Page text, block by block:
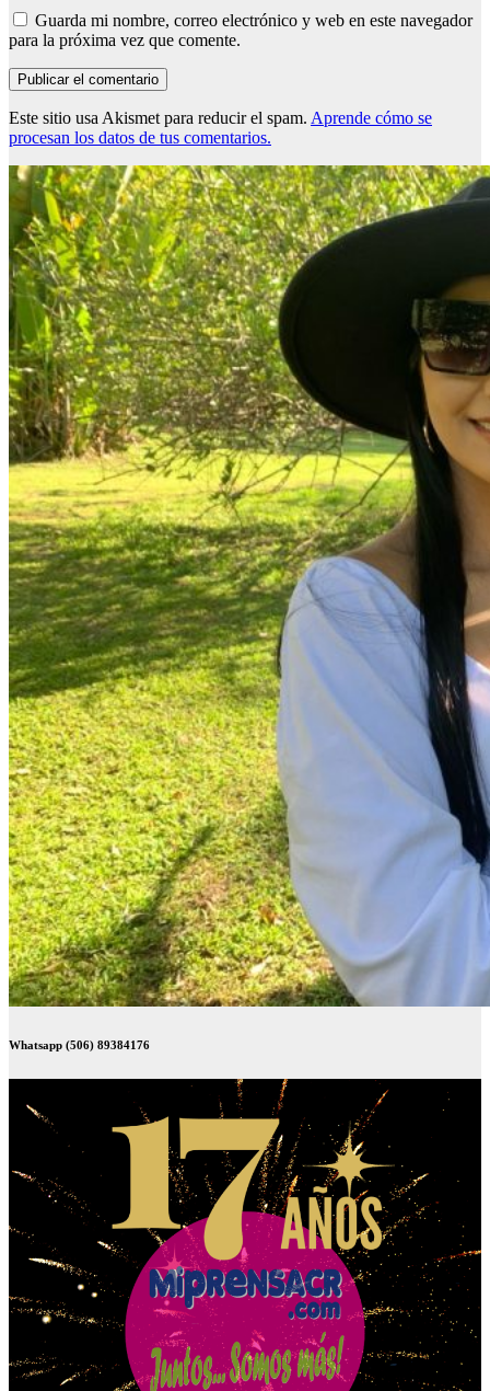
Guarda mi nombre, correo electrónico y web en este navegador
para la próxima vez que comente.
Este sitio usa Akismet para reducir el spam. Aprende cómo se
procesan los datos de tus comentarios.
Whatsapp (506) 89384176